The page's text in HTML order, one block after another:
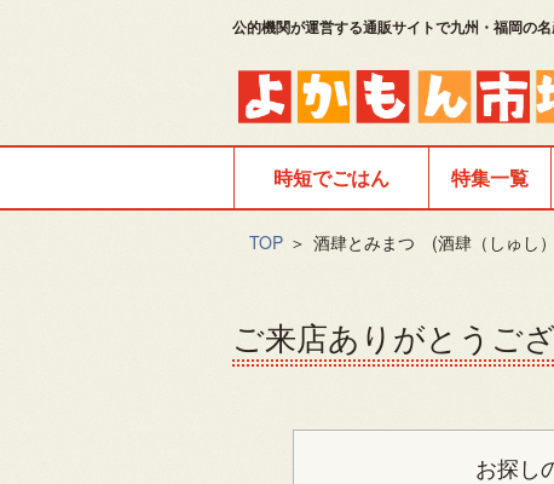
公的機関が運営する通販サイトで九州・福岡の名
時短でごはん 特集一覧
TOP ＞ 酒肆とみまつ (酒肆（しゅ
ご来店ありがとうござ
お探し